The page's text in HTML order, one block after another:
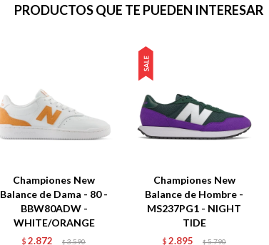
PRODUCTOS QUE TE PUEDEN INTERESAR
Championes New
Balance de Dama - 80 -
BBW80ADW -
WHITE/ORANGE
$ 2.872 $ 3.590
Championes New
Balance de Hombre -
MS237PG1 - NIGHT
TIDE
$ 2.895 $ 5.790